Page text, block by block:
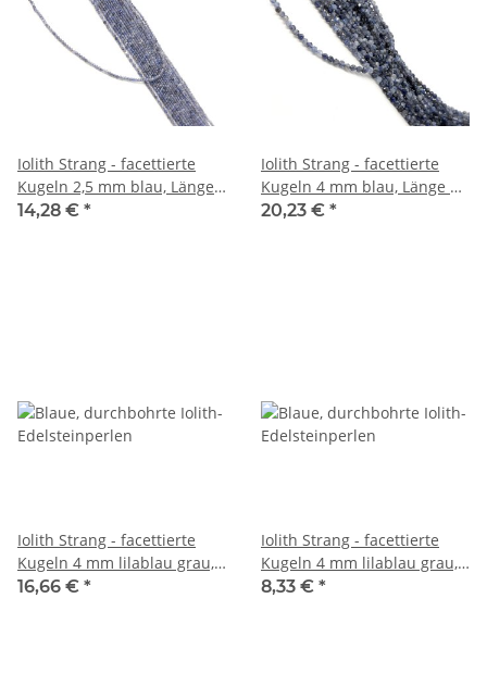
Iolith Strang - facettierte
Kugeln 2,5 mm blau, Länge
39,5 cm /6367
14,28 € *
Iolith Strang - facettierte
Kugeln 4 mm blau, Länge 39
cm /6369
20,23 € *
Iolith Strang - facettierte
Kugeln 4 mm lilablau grau,
Länge 38,5 cm /6368
16,66 € *
Iolith Strang - facettierte
Kugeln 4 mm lilablau grau,
Länge 39 cm /6687
8,33 € *